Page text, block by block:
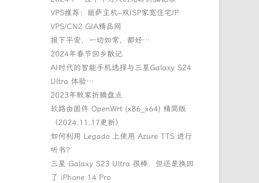
VPS推荐：丽萨主机–双ISP家宽住宅IP
VPS/CN2 GIA精品网
报下平安，一切如常，都好…
2024年春节回乡散记
AI时代的智能手机选择与三星Galaxy S24
Ultra 体验…
2023年败家折腾盘点
软路由固件 OpenWrt (x86_x64) 精简版
（2024.11.17更新）
如何利用 Legado 上使用 Azure TTS 进行
听书？
三星 Galaxy S23 Ultra 很棒，但还是换回
了 iPhone 14 Pro